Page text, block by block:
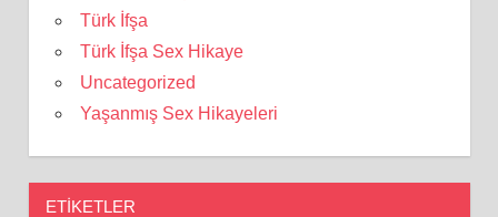
Türk İfşa
Türk İfşa Sex Hikaye
Uncategorized
Yaşanmış Sex Hikayeleri
ETIKETLER